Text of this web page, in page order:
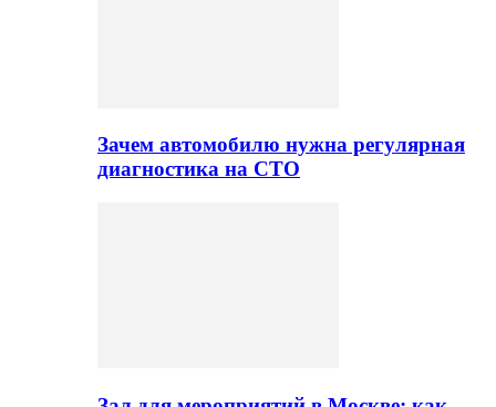
Зачем автомобилю нужна регулярная
диагностика на СТО